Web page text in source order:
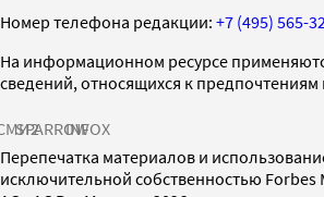
Номер телефона редакции: +7 (495) 565-
На информационном ресурсе
сведений, относящихся к
SPARROWINFOX
Перепечатка материалов и
исключительной собственностью